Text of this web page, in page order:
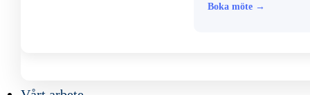
Boka möte →